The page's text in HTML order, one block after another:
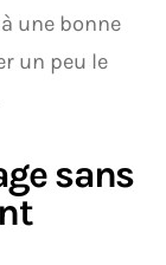
une bonne
un peu le
sans